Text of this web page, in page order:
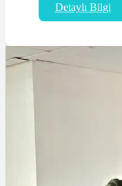
Detaylı Bilgi